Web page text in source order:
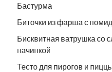
Бастурма
Биточки из фарша с
Бисквитная ватрушка со
начинкой
Тесто для пирогов и